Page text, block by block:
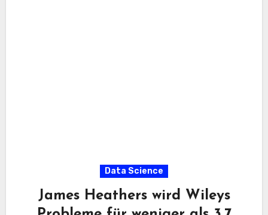
Data Science
James Heathers wird Wileys